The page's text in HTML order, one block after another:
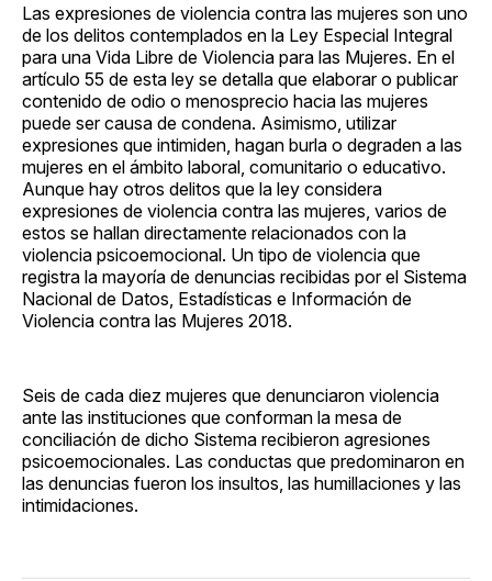
Las expresiones de violencia contra las mujeres son uno
de los delitos contemplados en la Ley Especial Integral
para una Vida Libre de Violencia para las Mujeres. En el
artículo 55 de esta ley se detalla que elaborar o publicar
contenido de odio o menosprecio hacia las mujeres
puede ser causa de condena. Asimismo, utilizar
expresiones que intimiden, hagan burla o degraden a las
mujeres en el ámbito laboral, comunitario o educativo.
Aunque hay otros delitos que la ley considera
expresiones de violencia contra las mujeres, varios de
estos se hallan directamente relacionados con la
violencia psicoemocional. Un tipo de violencia que
registra la mayoría de denuncias recibidas por el Sistema
Nacional de Datos, Estadísticas e Información de
Violencia contra las Mujeres 2018.
Seis de cada diez mujeres que denunciaron violencia
ante las instituciones que conforman la mesa de
conciliación de dicho Sistema recibieron agresiones
psicoemocionales. Las conductas que predominaron en
las denuncias fueron los insultos, las humillaciones y las
intimidaciones.